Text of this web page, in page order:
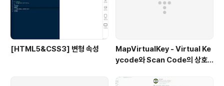
[HTML5&CSS3] 변형 속성
MapVirtualKey - Virtual Ke
ycode와 Scan Code의 상호